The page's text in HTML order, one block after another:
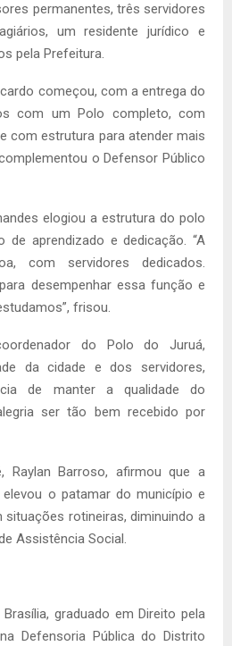
permanentes, três servidores
um residente jurídico e
pela Prefeitura.
começou, com a entrega do
com um Polo completo, com
com estrutura para atender mais
o Defensor Público
elogiou a estrutura do polo
aprendizado e dedicação. “A
com servidores dedicados.
desempenhar essa função e
frisou.
do Polo do Juruá,
da cidade e dos servidores,
de manter a qualidade do
ser tão bem recebido por
Raylan Barroso, afirmou que a
o patamar do município e
situações rotineiras, diminuindo a
Assistência Social.
graduado em Direito pela
Defensoria Pública do Distrito